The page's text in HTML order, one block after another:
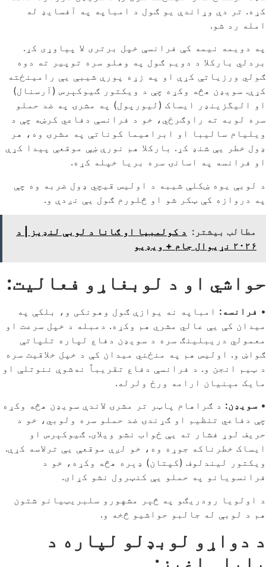
کړه. تر دې وړاندې یو ګول د امباپه په آفسایډ له
امله رد شو.
په دویمه نیمه کې فرانسې خپل برتری لا پیاوړی کړ.
بردلي بارکلا د دویم ګول په وهلو سره توپیر ته دوه
ګولي ورزیاتې کړې او په زړه پورې شیبې یې رامینځته
کړې. سویډن هڅه وکړه چې د ویکتور ګیوکېرس (آرسنال)
او الیگزینډر ایساک (لیورپول) په مشرۍ په ضد حملو
سره لوبه ته راوګرځي، خو د فرانسې دفاعي کرښه چې د
ویلیام سالیبا او ابراهیما کوناتې په مشرۍ وه، هر
ډول خطر یې شنډ کړ. بارکلا هم نورې ښې موقعې پیدا کړې
او فرانسه په اسانۍ سره بریا خپله کړه.
د لوبې یوه ښکلې شیبه د اولیس قیچي ډول ضربه وه چې
په دروازه کې ټکر شو او څلورم ګول یې نږدې و.
مطالب بیشتر: د کولمبیا او ګانا د لوبې لنډیز | د
۲۰۲۶ نړیوال جام + ویډیو
حواشي او د لوبغاړو فعالیت:
• فرانسه: امباپه نه یوازې ګول وهونکی و، بلکې په
میدان کې یې عالي مشري هم وکړه. دمبله د خپل سرعت او
معمولي دریبلینګ سره د سویډن دفاع لپاره تلپاتې
ګواښ و. اولیس هم په منځني میدان کې د خپل خلاقیت سره
د ټیم انجن و. د فرانسې دفاع تقریباً نه‌شوې ننوتلې او
مایک مېنیان ارامه ورځ ولرله.
• سویډن: د ګراهام پاټر تر مشرۍ لاندې سویډن هڅه وکړه
چې دفاعي تنظیم او ګړندۍ ضد حملو سره ولوبي، خو د
حریف لوړ فشار ته یې ځواب نشو ویلای. ګیوکېرس او
ایساک خطرناکه جوړه وه، خو لږې موقعې یې ترلاسه کړې.
ویکتور لیندلوف (کپتان) ډېره هڅه وکړه، خو د
فرانسویانو په حملو یې کنټرول نشو کړای.
د اولویا رودریګو په څېر مشهورو سلبریټيانو شتون
هم د لوبې له جالبو حواشیو څخه و.
د دواړو لوبډلو لپاره د